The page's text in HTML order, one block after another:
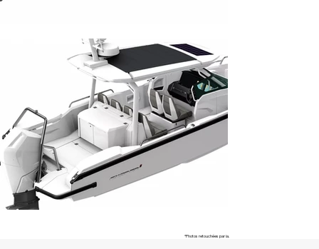
*Photos retouchées par ia.